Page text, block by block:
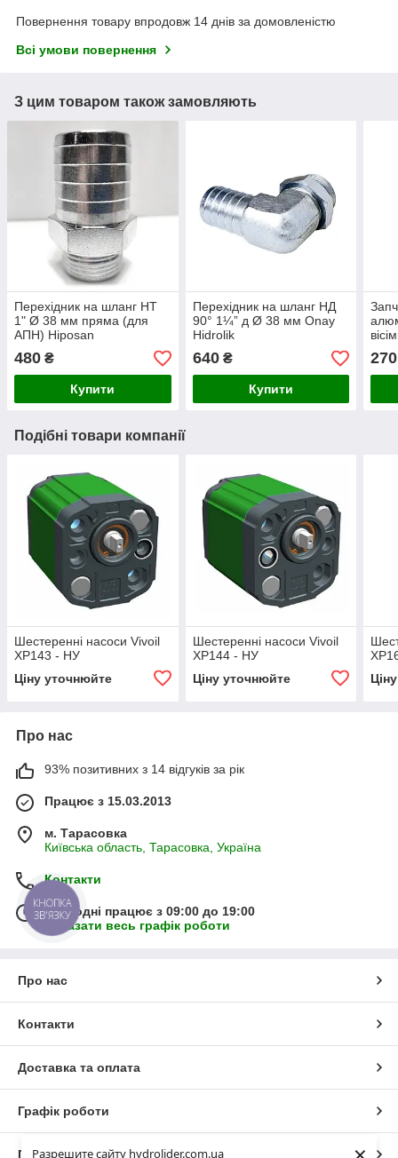
Разрешите сайту hydrolider.com.ua
Повернення товару впродовж 14 днів за домовленістю
Всі умови повернення
З цим товаром також замовляють
Перехідник на шланг НТ
1" Ø 38 мм пряма (для
АПН) Hiposan
480 ₴
Купити
Перехідник на шланг НД
90° 1¼” д Ø 38 мм Onay
Hidrolik
640₴
Купити
270
Подібні товари компанії
Шестеренні насоси Vivoil
XP143 - НУ
Ціну уточнюйте
Шестеренні насоси Vivoil
XP144 - НУ
Ціну уточнюйте
Про нас
93% позитивних з 14 відгуків за рік
Працює з 15.03.2013
м. Тарасовка
Київська область, Тарасовка, Україна
Контакти
Сьогодні працює з 09:00 до 19:00
Показати весь графік роботи
Про нас
Контакти
Доставка та оплата
Графік роботи
Повна версія сайту
КНОПКА
ЗВ'ЯЗКУ